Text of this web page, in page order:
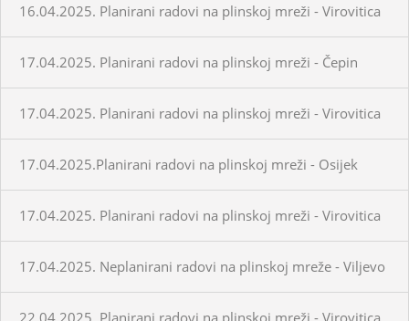
16.04.2025. Planirani radovi na plinskoj mreži - Virovitica
17.04.2025. Planirani radovi na plinskoj mreži - Čepin
17.04.2025. Planirani radovi na plinskoj mreži - Virovitica
17.04.2025.Planirani radovi na plinskoj mreži - Osijek
17.04.2025. Planirani radovi na plinskoj mreži - Virovitica
17.04.2025. Neplanirani radovi na plinskoj mreže - Viljevo
22.04.2025. Planirani radovi na plinskoj mreži - Virovitica